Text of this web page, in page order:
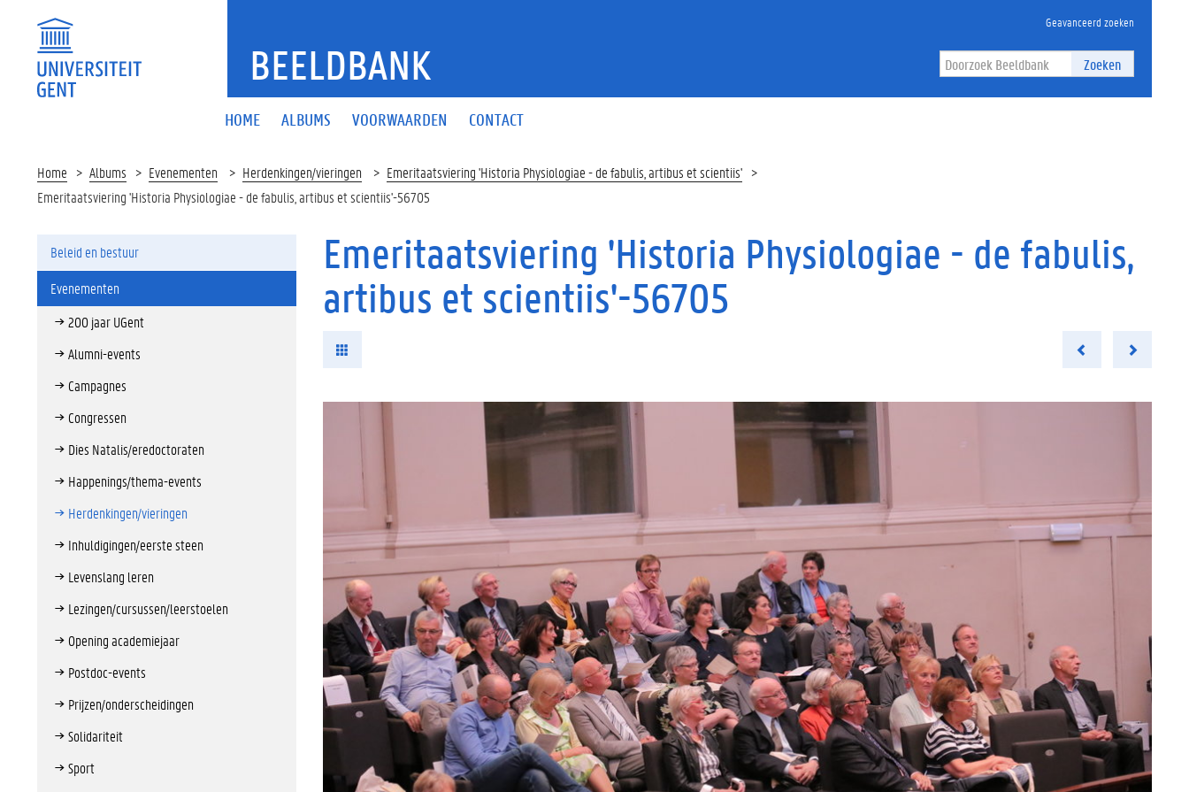
BEELDBANK
Geavanceerd zoeken
Zoeken
HOME ALBUMS VOORWAARDEN CONTACT
Home Albums Evenementen Herdenkingen/vieringen
Emeritaatsviering 'Historia Physiologiae - de fabulis, artibus et scientiis'
Emeritaatsviering 'Historia Physiologiae - de fabulis, artibus et scientiis'-56705
Beleid en bestuur
Evenementen
200 jaar UGent
Alumni-events
Campagnes
Congressen
Dies Natalis/eredoctoraten
Happenings/thema-events
Herdenkingen/vieringen
Inhuldigingen/eerste steen
Levenslang leren
Lezingen/cursussen/leerstoelen
Opening academiejaar
Postdoc-events
Prijzen/onderscheidingen
Solidariteit
Sport
Emeritaatsviering 'Historia Physiologiae - de fabulis,
artibus et scientiis'-56705